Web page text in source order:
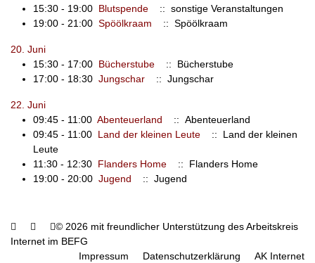
15:30 - 19:00 Blutspende
:: sonstige Veranstaltungen
19:00 - 21:00 Spöölkraam :: Spöölkraam
20. Juni
15:30 - 17:00 Bücherstube
:: Bücherstube
17:00 - 18:30 Jungschar :: Jungschar
22. Juni
09:45 - 11:00 Abenteuerland
:: Abenteuerland
09:45 - 11:00 Land der kleinen Leute
:: Land der kleinen
Leute
11:30 - 12:30 Flanders Home
:: Flanders Home
19:00 - 20:00 Jugend :: Jugend
© 2026 mit freundlicher Unterstützung des Arbeitskreis
Internet im BEFG
Impressum
Datenschutzerklärung AK Internet